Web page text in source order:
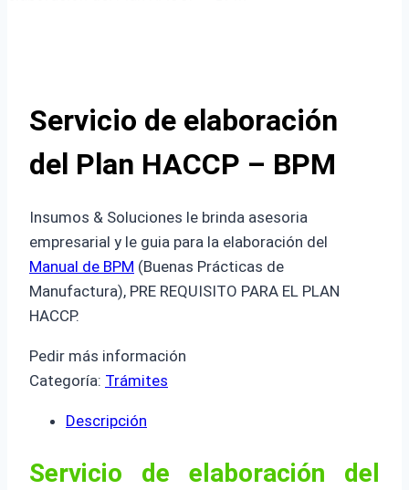
Servicio de elaboración
del Plan HACCP – BPM
Insumos & Soluciones le brinda asesoria
empresarial y le guia para la elaboración del
Manual de BPM (Buenas Prácticas de
Manufactura), PRE REQUISITO PARA EL PLAN
HACCP.
Pedir más información
Categoría: Trámites
Descripción
Servicio de elaboración del